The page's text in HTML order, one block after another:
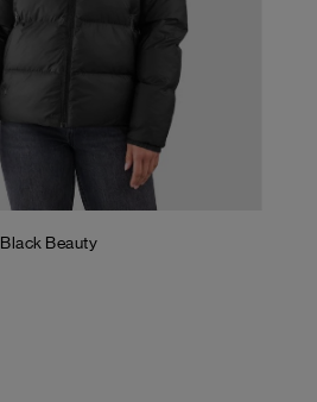
Black Beauty